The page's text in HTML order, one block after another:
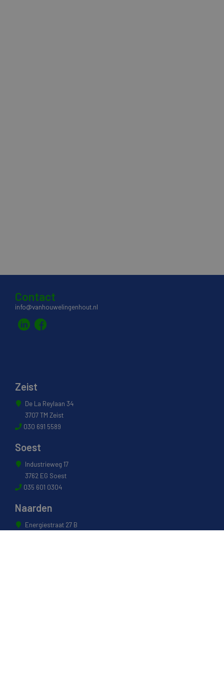
Contact
info@vanhouwelingenhout.nl
Zeist
De La Reylaan 34
3707 TM Zeist
030 691 5589
Soest
Industrieweg 17
3762 EG Soest
035 601 0304
Naarden
Energiestraat 27 B